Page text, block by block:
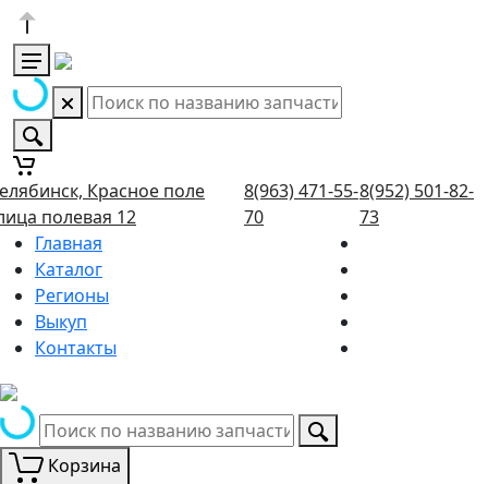
Красное поле
полевая 12
8(963) 471-55-
70
8(952) 501-82-
73
Главная
Каталог
Регионы
Выкуп
Контакты
Корзина